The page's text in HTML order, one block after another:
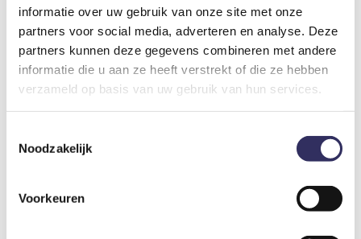
informatie over uw gebruik van onze site met onze
partners voor social media, adverteren en analyse. Deze
partners kunnen deze gegevens combineren met andere
informatie die u aan ze heeft verstrekt of die ze hebben
verzameld op basis van uw gebruik van hun services.
Noodzakelijk
Voorkeuren
weer nou even niet meezitten, kun je altijd in onze glazen tuin
kas terecht. Beschut tegen de elementen, maar met uitzicht
op het water en het groen.
Verhuurder vertelt
camping met traditionele chaletjes en een traditionele
snackbar en begonnen we weg te dromen bij het kampvuur.
hippe(re) camping te starten. En daar dan iedere dag gasten te